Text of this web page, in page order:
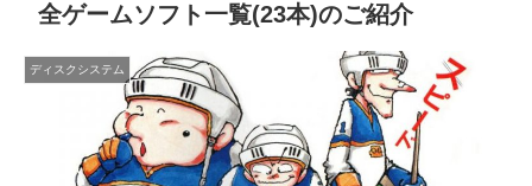
全ゲームソフト一覧(23本)のご紹介
ディスクシステム